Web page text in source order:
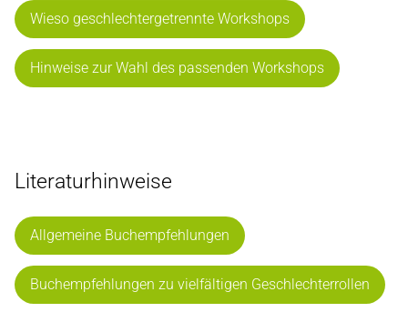
Wieso geschlechtergetrennte Workshops
Hinweise zur Wahl des passenden Workshops
Literaturhinweise
Allgemeine Buchempfehlungen
Buchempfehlungen zu vielfältigen Geschlechterrollen